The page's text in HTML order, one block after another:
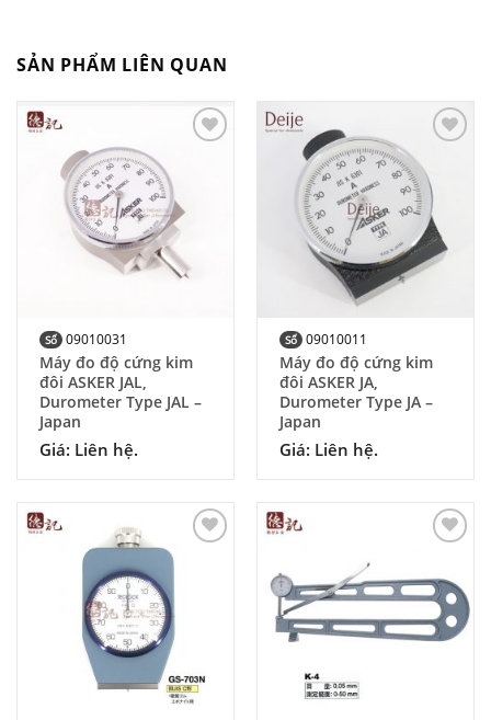
SẢN PHẨM LIÊN QUAN
Số 09010031
Máy đo độ cứng kim
đôi ASKER JAL,
Durometer Type JAL –
Japan
Giá: Liên hệ.
Wishlist
Số 09010011
Máy đo độ cứng kim
đôi ASKER JA,
Durometer Type JA –
Japan
Giá: Liên hệ.